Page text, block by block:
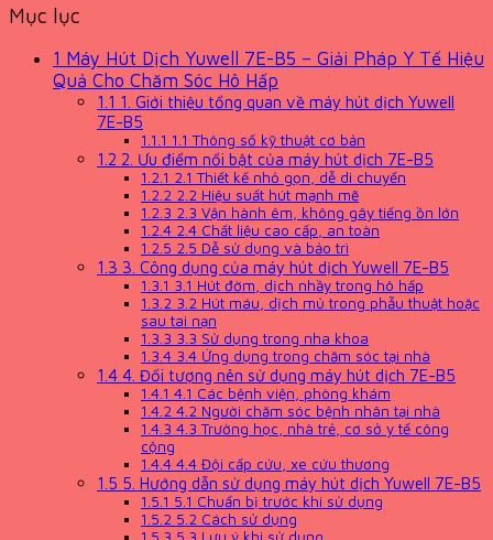
Mục lục
1 Máy Hút Dịch Yuwell 7E-B5 – Giải Pháp Y Tế Hiệu
Quả Cho Chăm Sóc Hô Hấp
1.1 1. Giới thiệu tổng quan về máy hút dịch Yuwell
7E-B5
1.1.1 1.1 Thông số kỹ thuật cơ bản
1.2 2. Ưu điểm nổi bật của máy hút dịch 7E-B5
1.2.1 2.1 Thiết kế nhỏ gọn, dễ di chuyển
1.2.2 2.2 Hiệu suất hút mạnh mẽ
1.2.3 2.3 Vận hành êm, không gây tiếng ồn lớn
1.2.4 2.4 Chất liệu cao cấp, an toàn
1.2.5 2.5 Dễ sử dụng và bảo trì
1.3 3. Công dụng của máy hút dịch Yuwell 7E-B5
1.3.1 3.1 Hút đờm, dịch nhầy trong hô hấp
1.3.2 3.2 Hút máu, dịch mủ trong phẫu thuật hoặc
sau tai nạn
1.3.3 3.3 Sử dụng trong nha khoa
1.3.4 3.4 Ứng dụng trong chăm sóc tại nhà
1.4 4. Đối tượng nên sử dụng máy hút dịch 7E-B5
1.4.1 4.1 Các bệnh viện, phòng khám
1.4.2 4.2 Người chăm sóc bệnh nhân tại nhà
1.4.3 4.3 Trường học, nhà trẻ, cơ sở y tế công
cộng
1.4.4 4.4 Đội cấp cứu, xe cứu thương
1.5 5. Hướng dẫn sử dụng máy hút dịch Yuwell 7E-B5
1.5.1 5.1 Chuẩn bị trước khi sử dụng
1.5.2 5.2 Cách sử dụng